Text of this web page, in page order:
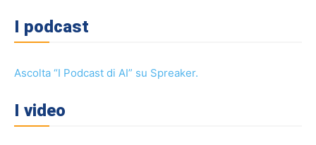
I podcast
Ascolta “I Podcast di AI” su Spreaker.
I video